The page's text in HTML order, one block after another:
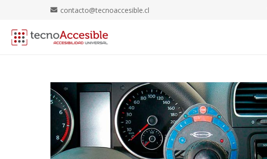
contacto@tecnoaccesible.cl